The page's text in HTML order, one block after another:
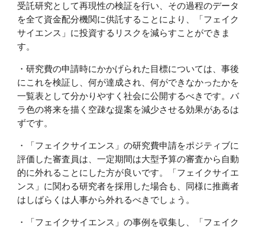
受託研究として再現性の検証を行い、その過程のデータ
を全て資金配分機関に供託することにより、「フェイク
サイエンス」に投資するリスクを減らすことができま
す。
・研究費の申請時にかかげられた目標については、事後
にこれを検証し、何が達成され、何ができなかったかを
一覧表として分かりやすく社会に公開するべきです。バ
ラ色の将来を描く空疎な提案を減少させる効果があるは
ずです。
・「フェイクサイエンス」の研究費申請をポジティブに
評価した審査員は、一定期間は大型予算の審査から自動
的に外れることにした方が良いです。「フェイクサイエ
ンス」に関わる研究者を採用した場合も、同様に推薦者
はしばらくは人事から外れるべきでしょう。
・「フェイクサイエンス」の事例を収集し、「フェイク